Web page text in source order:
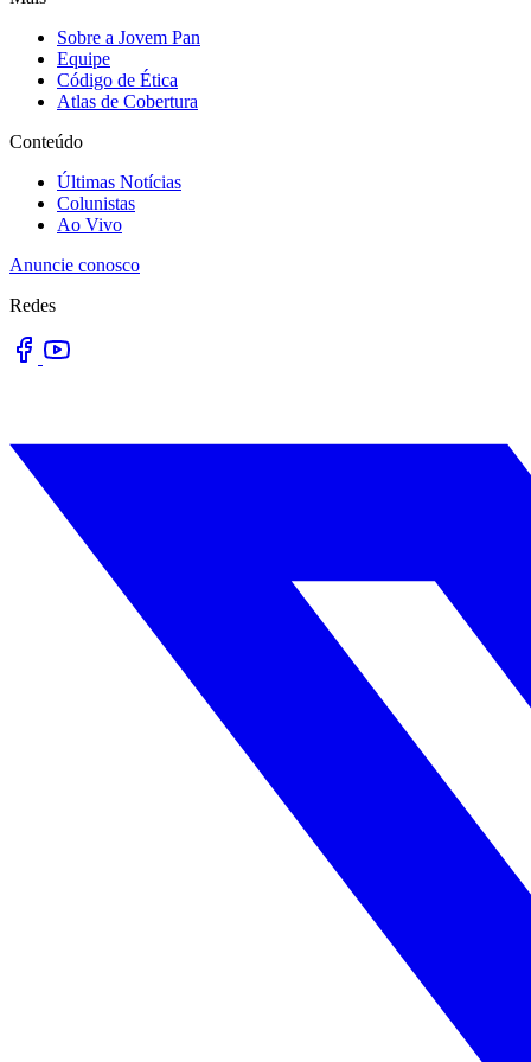
Sobre a Jovem Pan
Equipe
Código de Ética
Atlas de Cobertura
Conteúdo
Últimas Notícias
Colunistas
Ao Vivo
Anuncie conosco
Redes